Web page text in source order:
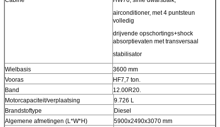
airconditioner, met 4 puntsteun
volledig
drijvende opschortings+shock
absorptievaten met transversaal
stabilisator
Wielbasis
3600 mm
Vooras
HF7,7 ton.
Band
12.00R20.
Motorcapaciteit/verplaatsing
9.726 L
Brandstoftype
Diesel
Algemene afmetingen (L*W*H)
5900x2490x3070 mm